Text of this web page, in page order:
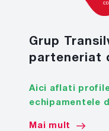
Grup
parteneriat
Aici aflati
echipamentele
Mai mult